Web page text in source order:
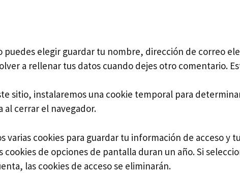
elegir guardar tu nombre, dirección de correo
a rellenar tus datos cuando dejes otro comentario.
sitio, instalaremos una cookie temporal para
al cerrar el navegador.
varias cookies para guardar tu información de acceso y
cookies de opciones de pantalla duran un año. Si
las cookies de acceso se eliminarán.